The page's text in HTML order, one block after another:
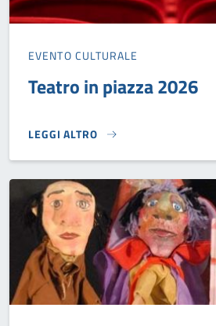
EVENTO CULTURALE
Teatro in piazza 2026
LEGGI ALTRO
TEATRO IN PIAZZA 2026}